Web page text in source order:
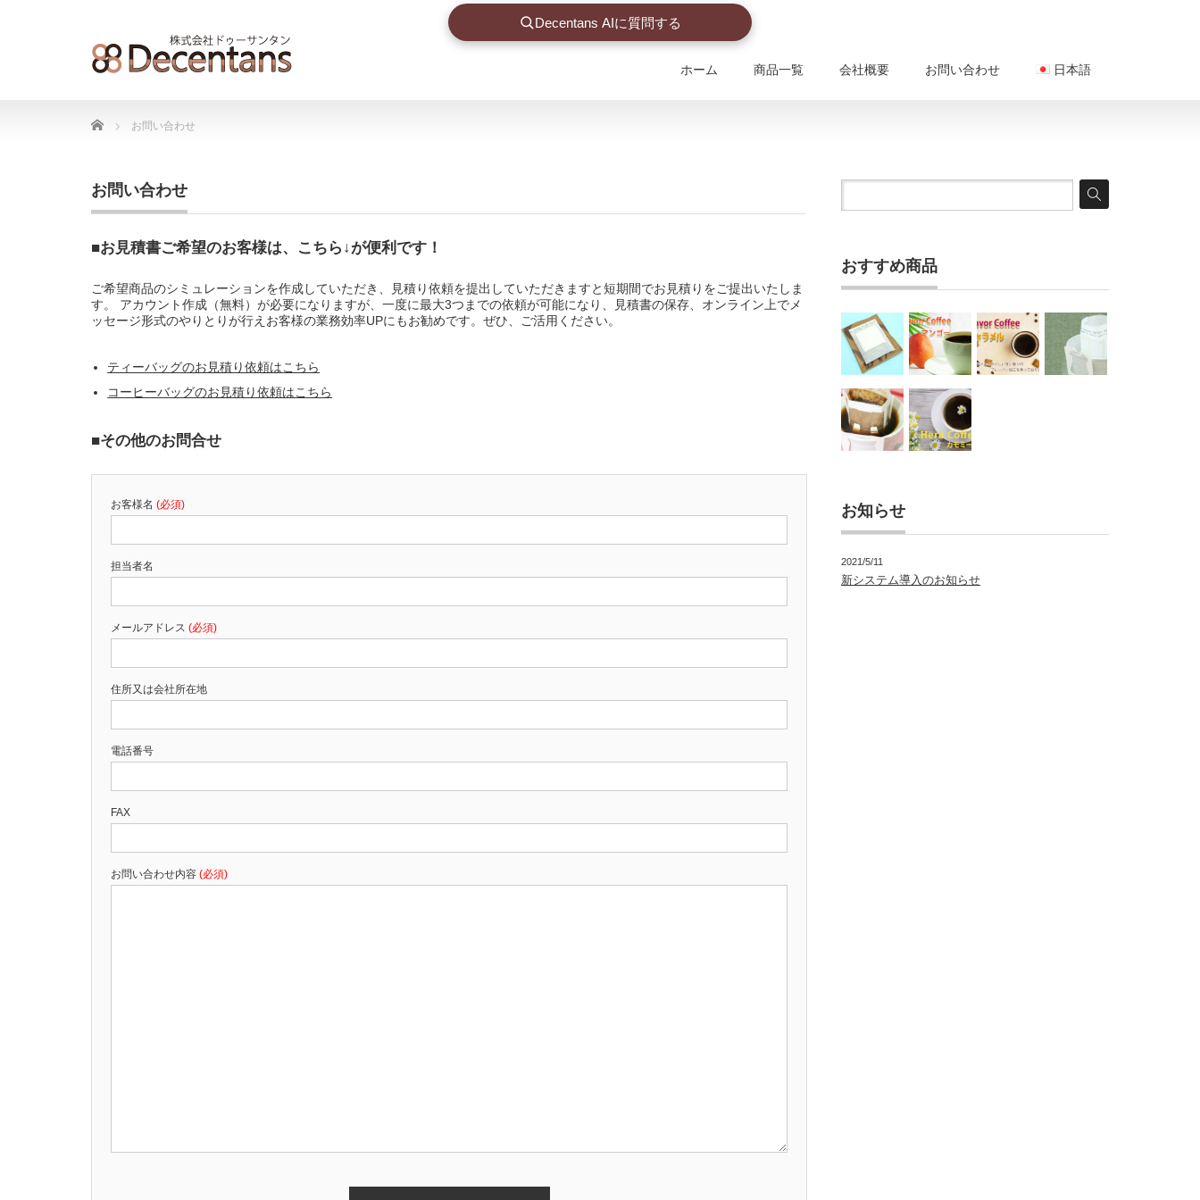
ホーム 商品一覧 会社概要 お問い合わせ 日本語
Decentans AIに質問する
Home お問い合わせ
お問い合わせ
■お見積書ご希望のお客様は、こちら↓が便利です！
ご希望商品のシミュレーションを作成していただき、見積り依頼を提出していただきますと短期間でお見積りをご提出いたしま
す。 アカウント作成（無料）が必要になりますが、一度に最大3つまでの依頼が可能になり、見積書の保存、オンライン上でメ
ッセージ形式のやりとりが行えお客様の業務効率UPにもお勧めです。ぜひ、ご活用ください。
ティーバッグのお見積り依頼はこちら
コーヒーバッグのお見積り依頼はこちら
■その他のお問合せ
お客様名 (必須)
担当者名
メールアドレス (必須)
住所又は会社所在地
電話番号
FAX
お問い合わせ内容 (必須)
おすすめ商品
お知らせ
2021/5/11
新システム導入のお知らせ